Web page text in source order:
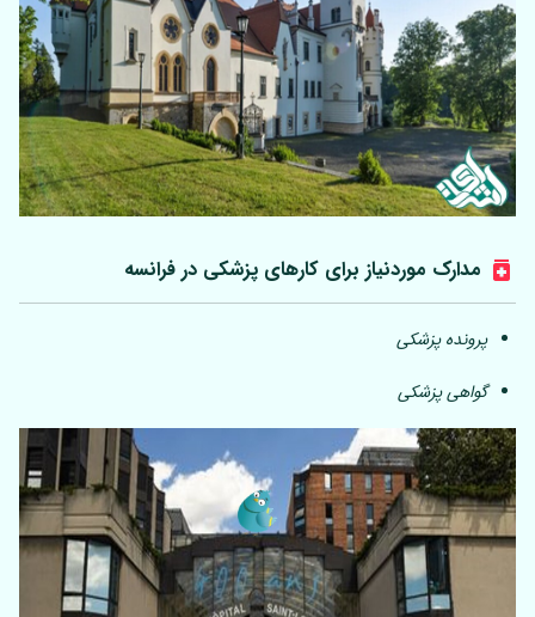
مدارک موردنیاز برای کارهای پزشکی در فرانسه
پرونده پزشکی
گواهی پزشکی